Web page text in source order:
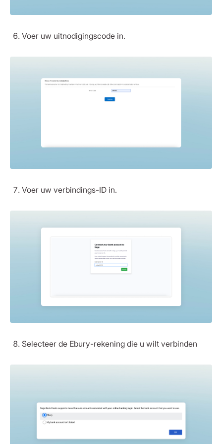
Voer uw uitnodigingscode in.
Voer uw verbindings-ID in.
Selecteer de Ebury-rekening die u wilt verbinden